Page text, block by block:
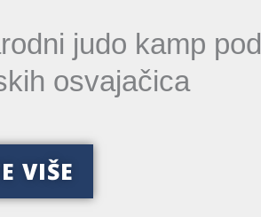
judo kamp pod
osvajačica
VIŠE